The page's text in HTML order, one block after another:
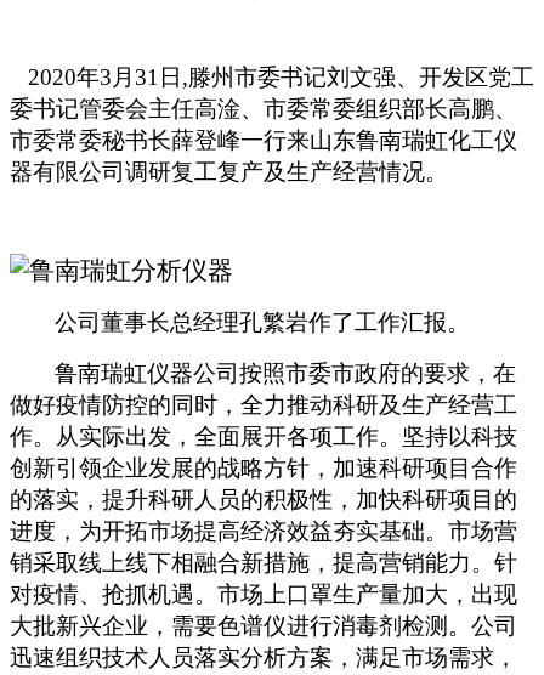
2020年3月31日,滕州市委书记刘文强、开发区党工
委书记管委会主任高淦、市委常委组织部长高鹏、
市委常委秘书长薛登峰一行来山东鲁南瑞虹化工仪
器有限公司调研复工复产及生产经营情况。
公司董事长总经理孔繁岩作了工作汇报。
鲁南瑞虹仪器公司按照市委市政府的要求，在
做好疫情防控的同时，全力推动科研及生产经营工
作。从实际出发，全面展开各项工作。坚持以科技
创新引领企业发展的战略方针，加速科研项目合作
的落实，提升科研人员的积极性，加快科研项目的
进度，为开拓市场提高经济效益夯实基础。市场营
销采取线上线下相融合新措施，提高营销能力。针
对疫情、抢抓机遇。市场上口罩生产量加大，出现
大批新兴企业，需要色谱仪进行消毒剂检测。公司
迅速组织技术人员落实分析方案，满足市场需求，